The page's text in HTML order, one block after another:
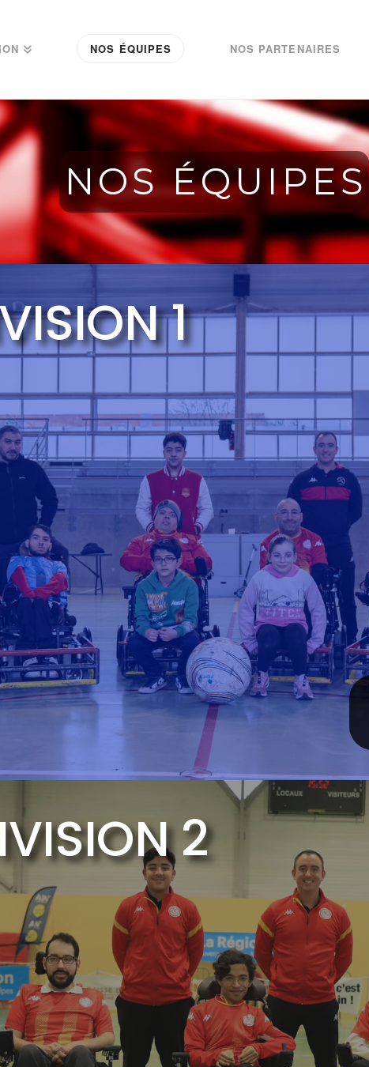
NOS ÉQUIPES NOS PARTENAIRES
NOS ÉQUIPES
1
2